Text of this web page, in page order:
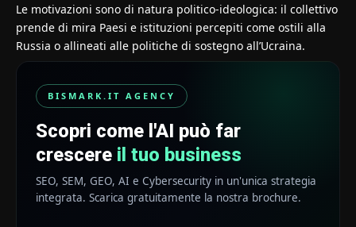
Le motivazioni sono di natura politico‑ideologica: il collettivo
prende di mira Paesi e istituzioni percepiti come ostili alla
Russia o allineati alle politiche di sostegno all’Ucraina.
BISMARK.IT AGENCY
Scopri come l'AI può far
crescere il tuo business
SEO, SEM, GEO, AI e Cybersecurity in un'unica strategia
integrata. Scarica gratuitamente la nostra brochure.